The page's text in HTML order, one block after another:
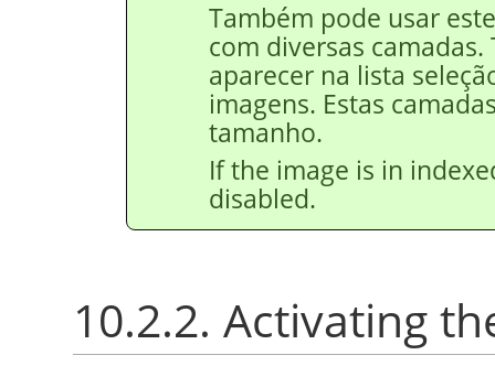
Também pode usar
com diversas
aparecer na lista
imagens. Estas
tamanho.
If the image is in
disabled.
10.2.2. Activating